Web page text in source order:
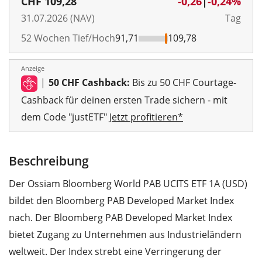
31.07.2026 (NAV)
Tag
52 Wochen Tief/Hoch91,71 109,78
Anzeige
| 50 CHF Cashback: Bis zu 50 CHF Courtage-
Cashback für deinen ersten Trade sichern - mit
dem Code "justETF" Jetzt profitieren*
Beschreibung
Der Ossiam Bloomberg World PAB UCITS ETF 1A (USD)
bildet den Bloomberg PAB Developed Market Index
nach. Der Bloomberg PAB Developed Market Index
bietet Zugang zu Unternehmen aus Industrieländern
weltweit. Der Index strebt eine Verringerung der